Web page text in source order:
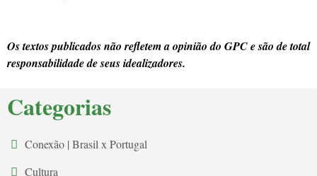
Os textos publicados não refletem a opinião do GPC e são de total
responsabilidade de seus idealizadores.
Categorias
Conexão | Brasil x Portugal
Cultura